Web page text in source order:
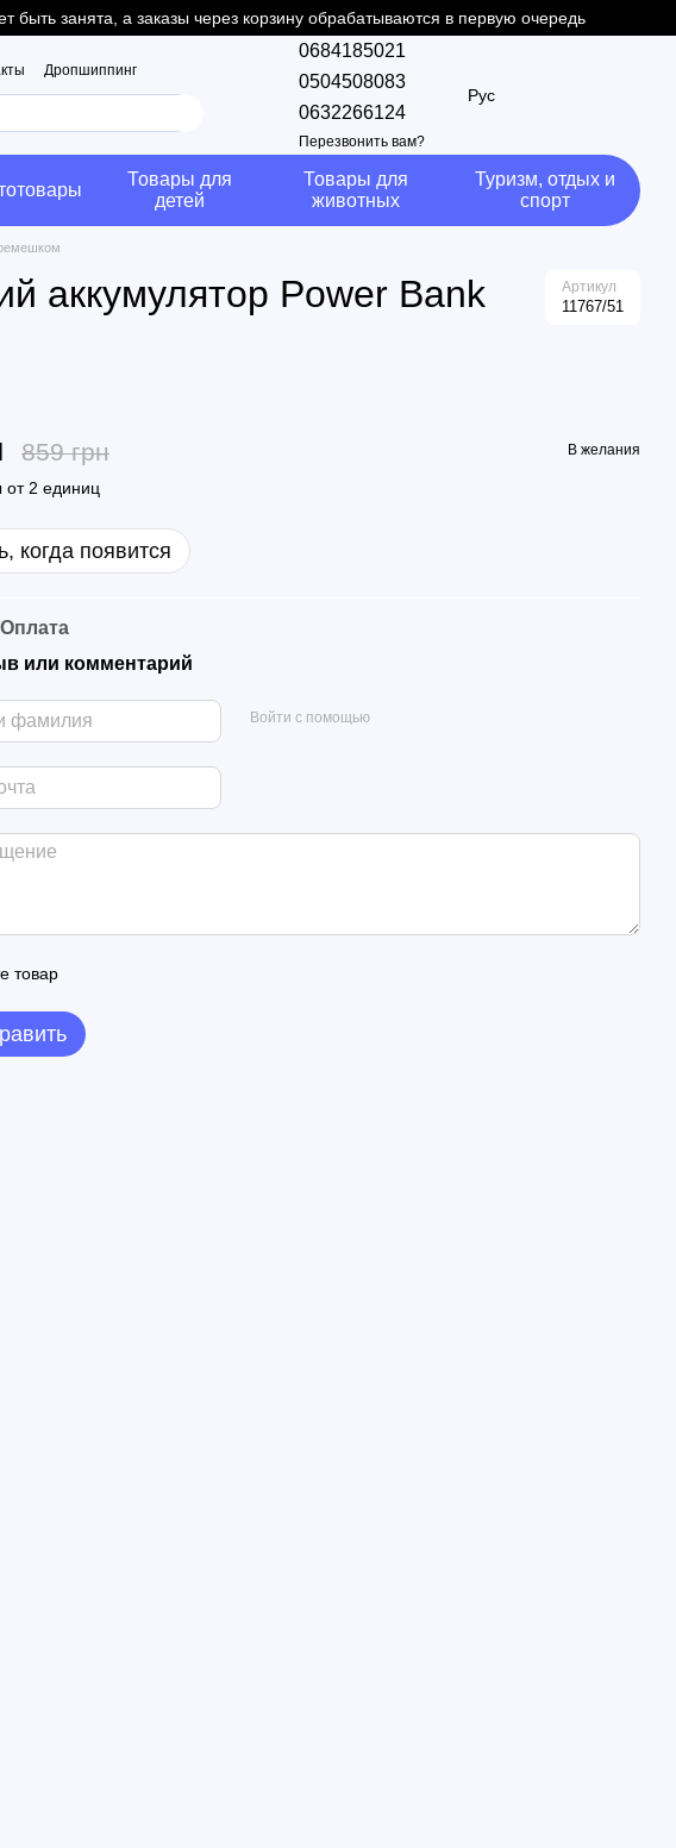
занята, а заказы через корзину обрабатываются в первую очередь
Дропшиппинг
0684185021
0504508083
0632266124
Перезвонить вам?
Рус
Товары для
детей
Товары для
животных
Туризм, отдых и
спорт
аккумулятор Power Bank
Артикул
11767/51
859 грн В желания
2 единиц
когда появится
Оплата
или комментарий
Войти с помощью
товар